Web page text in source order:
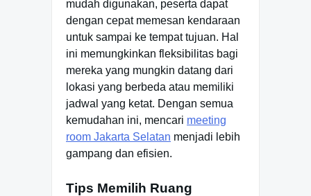
mudah digunakan, peserta dapat
dengan cepat memesan kendaraan
untuk sampai ke tempat tujuan. Hal
ini memungkinkan fleksibilitas bagi
mereka yang mungkin datang dari
lokasi yang berbeda atau memiliki
jadwal yang ketat. Dengan semua
kemudahan ini, mencari meeting
room Jakarta Selatan menjadi lebih
gampang dan efisien.
Tips Memilih Ruang